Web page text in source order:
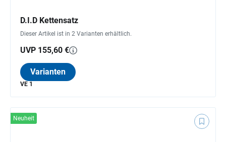
D.I.D Kettensatz
Dieser Artikel ist in 2 Varianten erhältlich.
UVP 155,60 €
Varianten
VE 1
Neuheit